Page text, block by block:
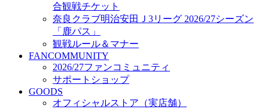
練習拠点（ナラディーア）
SCHOOL
2026/27 パートナー企業
パートナー募集
クラブ理念
クラブ情報
サステナビリティ
Web制作支援
合観戦チケット
奈良クラブ明治安田Ｊ3リーグ 2026/27シーズン
「鹿パス」
観戦ルール＆マナー
FANCOMMUNITY
2026/27ファンコミュニティ
サポートショップ
GOODS
オフィシャルストア（実店舗）